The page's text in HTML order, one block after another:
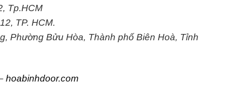
Tp.HCM
TP. HCM.
Phường Bửu Hòa, Thành phố Biên Hoà, Tỉnh
hoabinhdoor.com